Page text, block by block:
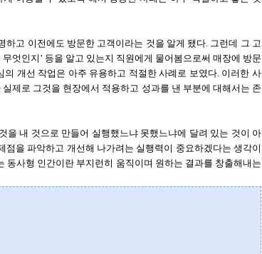
고 이전에도 방문한 고객이라는 것을 알게 됐다. 그런데 그 고
엇인지’ 등을 알고 있는지 직원에게 물어봄으로써 매장에 방문
개선 작업은 아주 유용하고 적절한 사례로 보였다. 이러한 사
제로 그것을 현장에서 적용하고 성과를 낸 부분에 대해서는 존
내 것으로 만들어 실행했느냐 못했느냐에 달려 있는 것이 아
을 파악하고 개선해 나가려는 실행력이 중요하겠다는 생각이
동사형 인간이란 부지런히 움직이며 원하는 결과를 창출해내는